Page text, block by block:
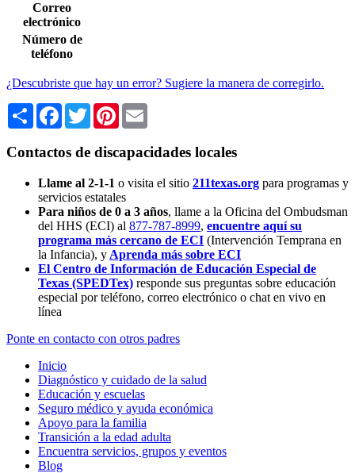
Correo
electrónico
Número de
teléfono
¿Descubriste que hay un error? Sugiere la manera de corregirlo.
Share Facebook
TwitterPinterest
Contactos de discapacidades locales
Llame al 2-1-1 o visita el sitio 211texas.org para programas y
servicios estatales
Para niños de 0 a 3 años, llame a la Oficina del Ombudsman
del HHS (ECI) al 877-787-8999, encuentre aquí su
programa más cercano de ECI (Intervención Temprana en
la Infancia), y Aprenda más sobre ECI
El Centro de Información de Educación Especial de
Texas (SPEDTex) responde sus preguntas sobre educación
especial por teléfono, correo electrónico o chat en vivo en
línea
Ponte en contacto con otros padres
Inicio
Diagnóstico y cuidado de la salud
Educación y escuelas
Seguro médico y ayuda económica
Apoyo para la familia
Transición a la edad adulta
Encuentra servicios, grupos y eventos
Blog